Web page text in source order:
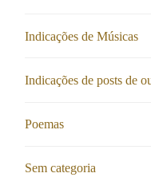
Indicações de Músicas
Indicações de posts de
Poemas
Sem categoria